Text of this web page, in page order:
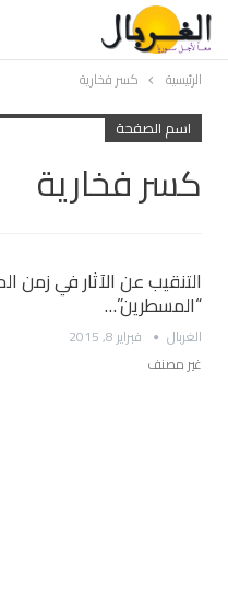
الرئيسية كسر فخارية
اسم الصفحة
كسر فخارية
التنقيب عن الآثار في زمن
“المسطرين”…
الغربال
فبراير 8, 2015
غير مصنف